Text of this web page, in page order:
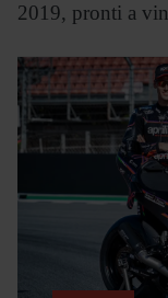
2019, pronti a